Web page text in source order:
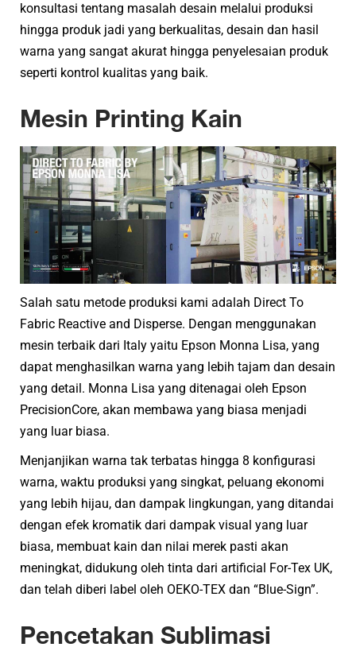
konsultasi tentang masalah desain melalui produksi
hingga produk jadi yang berkualitas, desain dan hasil
warna yang sangat akurat hingga penyelesaian produk
seperti kontrol kualitas yang baik.
Mesin Printing Kain
Salah satu metode produksi kami adalah Direct To
Fabric Reactive and Disperse. Dengan menggunakan
mesin terbaik dari Italy yaitu Epson Monna Lisa, yang
dapat menghasilkan warna yang lebih tajam dan desain
yang detail. Monna Lisa yang ditenagai oleh Epson
PrecisionCore, akan membawa yang biasa menjadi
yang luar biasa.
Menjanjikan warna tak terbatas hingga 8 konfigurasi
warna, waktu produksi yang singkat, peluang ekonomi
yang lebih hijau, dan dampak lingkungan, yang ditandai
dengan efek kromatik dari dampak visual yang luar
biasa, membuat kain dan nilai merek pasti akan
meningkat, didukung oleh tinta dari artificial For-Tex UK,
dan telah diberi label oleh OEKO-TEX dan “Blue-Sign”.
Pencetakan Sublimasi